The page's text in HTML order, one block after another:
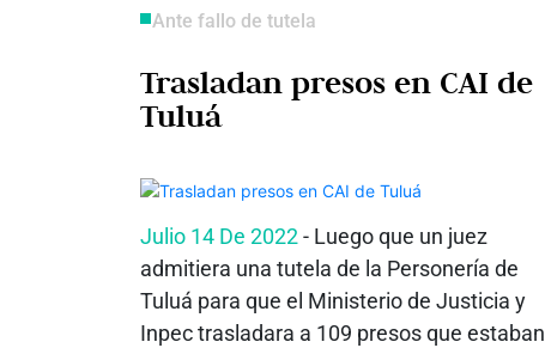
Ante fallo de tutela
Trasladan presos en CAI de
Tuluá
Julio 14 De 2022- Luego que un juez
admitiera una tutela de la Personería de
Tuluá para que el Ministerio de Justicia y
Inpec trasladara a 109 presos que estaban